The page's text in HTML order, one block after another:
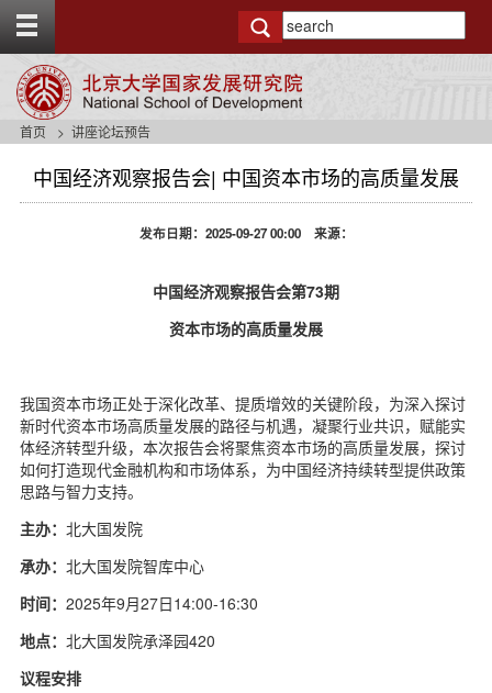
g
t
首页 讲座论坛预告
中国经济观察报告会| 中国资本市场的高质量发展
发布日期：2025-09-27 00:00 来源：
中国经济观察报告会第73期
资本市场的高质量发展
我国资本市场正处于深化改革、提质增效的关键阶段，为深入探讨
新时代资本市场高质量发展的路径与机遇，凝聚行业共识，赋能实
体经济转型升级，本次报告会将聚焦资本市场的高质量发展，探讨
如何打造现代金融机构和市场体系，为中国经济持续转型提供政策
思路与智力支持。
主办： 北大国发院
承办： 北大国发院智库中心
时间： 2025年9月27日14:00-16:30
地点： 北大国发院承泽园420
议程安排